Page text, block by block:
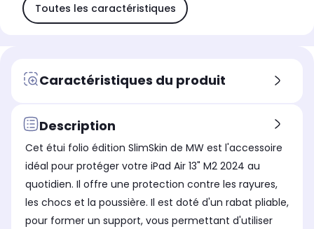
Toutes les caractéristiques
Caractéristiques du produit
Description
Cet étui folio édition SlimSkin de MW est l'accessoire
idéal pour protéger votre iPad Air 13" M2 2024 au
quotidien. Il offre une protection contre les rayures,
les chocs et la poussière. Il est doté d'un rabat pliable,
pour former un support, vous permettant d'utiliser